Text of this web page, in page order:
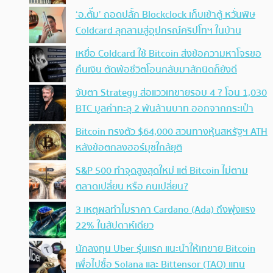
‘อ.ตั๊ม’ ถอดปลั้ก Blockclock เก็บเข้าตู้ หวั่นพิษ
Coldcard ลุกลามสู่อุปกรณ์คริปโทฯ ในบ้าน
เหยื่อ Coldcard ใช้ Bitcoin ส่งข้อความหาโจรขอ
คืนเงิน ตัดพ้อชีวิตโอนกลับมาสักนิดก็ยังดี
จับตา Strategy ส่อแววเทขายรอบ 4 ? โอน 1,030
BTC มูลค่าทะลุ 2 พันล้านบาท ออกจากกระเป๋า
Bitcoin ทรงตัว $64,000 สวนทางหุ้นสหรัฐฯ ATH
หลังข้อตกลงฮอร์มุซใกล้ยุติ
S&P 500 ทำจุดสูงสุดใหม่ แต่ Bitcoin ไม่ตาม
ตลาดเปลี่ยน หรือ คนเปลี่ยน?
3 เหตุผลทำไมราคา Cardano (Ada) ถึงพุ่งแรง
22% ในสัปดาห์เดียว
นักลงทุน Uber รุ่นแรก แนะนำให้เทขาย Bitcoin
เพื่อไปซื้อ Solana และ Bittensor (TAO) แทน